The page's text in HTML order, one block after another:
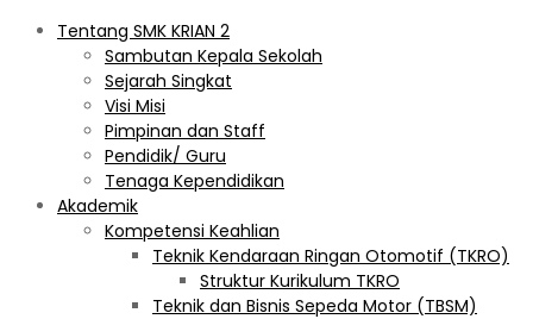
Tentang SMK KRIAN 2
Sambutan Kepala Sekolah
Sejarah Singkat
Visi Misi
Pimpinan dan Staff
Pendidik/ Guru
Tenaga Kependidikan
Akademik
Kompetensi Keahlian
Teknik Kendaraan Ringan Otomotif (TKRO)
Struktur Kurikulum TKRO
Teknik dan Bisnis Sepeda Motor (TBSM)